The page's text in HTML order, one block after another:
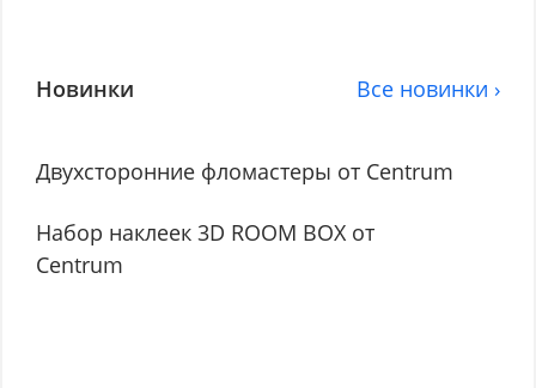
Новинки Все новинки ›
Двухсторонние фломастеры от Centrum
Набор наклеек 3D ROOM BOX от
Centrum